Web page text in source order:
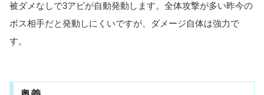
被ダメなしで3アビが自動発動します。全体攻撃が多い昨今の
ボス相手だと発動しにくいですが、ダメージ自体は強力で
す。